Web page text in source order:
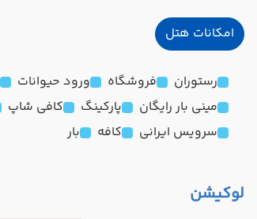
امکانات هتل
رستوران فروشگاه ورود حیوانات
مینی بار رایگان
پارکینگ کافی شاپ
سرویس ایرانی
کافه بار
لوکیشن